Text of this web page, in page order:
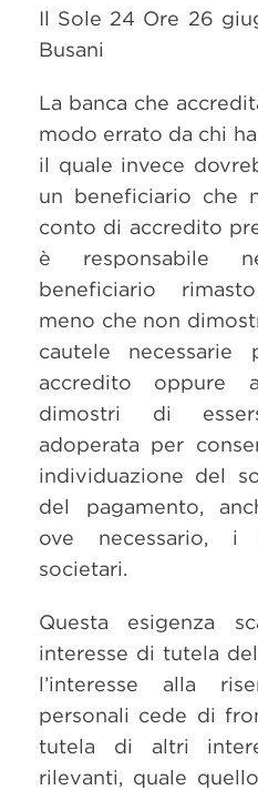
Il Sole 24 Ore 26
Busani
La banca che
modo errato da chi
il quale invece
un beneficiario che
conto di accredito
è responsabile
beneficiario
meno che non
cautele necessarie
accredito oppure
dimostri di
adoperata per
individuazione del
del pagamento,
ove necessario,
societari.
Questa esigenza
interesse di tutela
l’interesse alla
personali cede di
tutela di altri
rilevanti, quale